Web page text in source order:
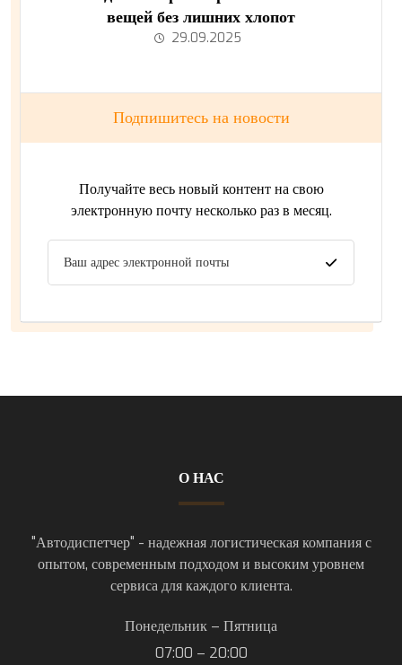
вещей без лишних хлопот
29.09.2025
Подпишитесь на новости
Получайте весь новый контент на свою
электронную почту несколько раз в месяц.
О НАС
"Автодиспетчер" - надежная логистическая компания с
опытом, современным подходом и высоким уровнем
сервиса для каждого клиента.
Понедельник – Пятница
07:00 – 20:00